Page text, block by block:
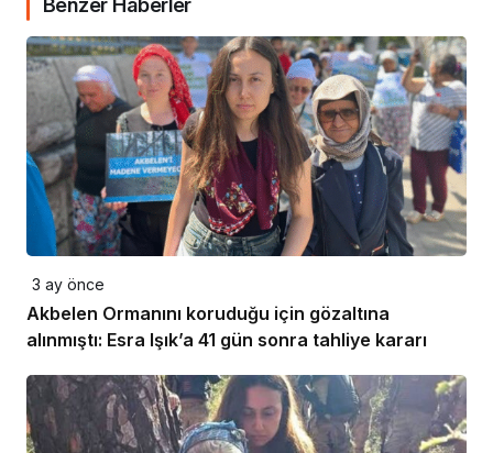
Benzer Haberler
3 ay önce
Akbelen Ormanını koruduğu için gözaltına
alınmıştı: Esra Işık’a 41 gün sonra tahliye kararı